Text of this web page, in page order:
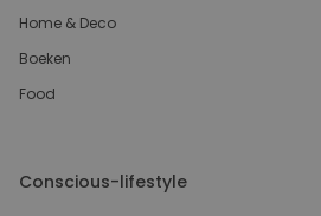
Home & Deco
Boeken
Food
Conscious-lifestyle